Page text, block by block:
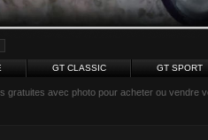
GT CLASSIC GT SPORT
gratuites avec photo pour acheter ou vendre